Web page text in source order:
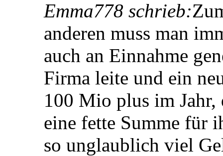
Emma778 schrieb:
anderen muss man
auch an Einnahme
Firma leite und ein
100 Mio plus im Jahr,
eine fette Summe für
so unglaublich viel